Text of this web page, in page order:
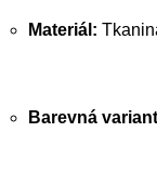
Materiál:
Barevná